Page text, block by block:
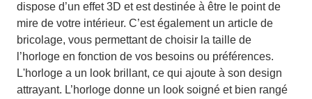
dispose d’un effet 3D et est destinée à être le point de
mire de votre intérieur. C’est également un article de
bricolage, vous permettant de choisir la taille de
l’horloge en fonction de vos besoins ou préférences.
L'horloge a un look brillant, ce qui ajoute à son design
attrayant. L’horloge donne un look soigné et bien rangé